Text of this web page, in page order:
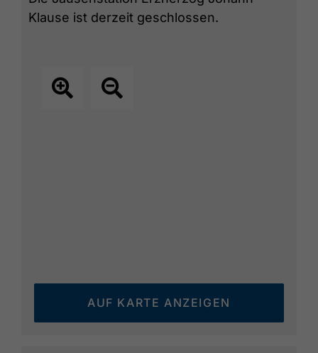
Funktionsweise wird in einem
Ausstellungsraum im
Klause ist derzeit geschlossen.
AUF KARTE ANZEIGEN